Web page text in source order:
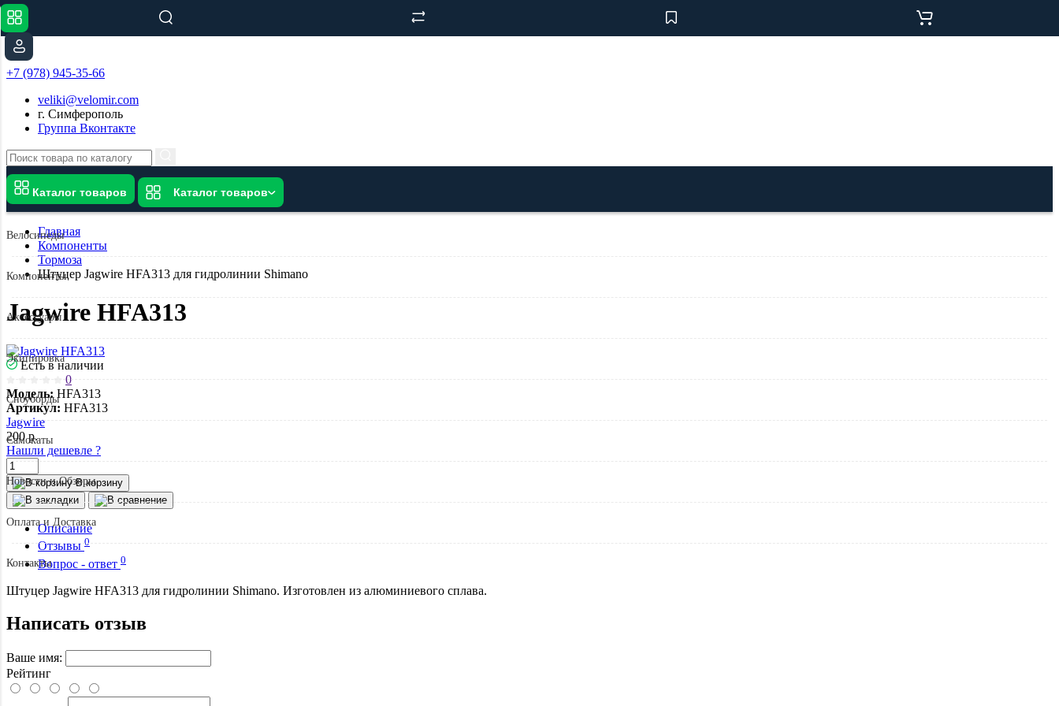
+7 (978) 945-35-66
veliki@velomir.com
г. Симферополь
Группа Вконтакте
Каталог товаров Каталог товаров
Велосипеды
Компоненты
Аксессуары
Экипировка
Сноуборды
Самокаты
Новости и Обзоры
Оплата и Доставка
Контакты
Главная
Компоненты
Тормоза
Штуцер Jagwire HFA313 для гидролинии Shimano
Jagwire HFA313
Есть в наличии
0
Модель: HFA313
Артикул: HFA313
Jagwire
200р.
Нашли дешевле ?
В корзину
Описание
Отзывы 0
Вопрос - ответ 0
Штуцер Jagwire HFA313 для гидролинии Shimano. Изготовлен из алюминиевого сплава.
Написать отзыв
Ваше имя:
Рейтинг